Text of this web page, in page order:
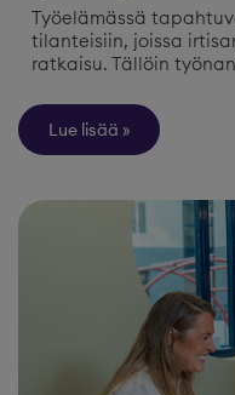
Työelämässä
tilanteisiin, joissa
ratkaisu. Tällöin
Lue lisää